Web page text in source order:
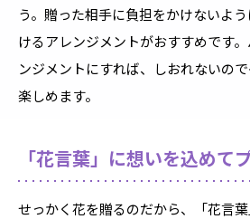
う。贈った相手に負担をかけないよ
けるアレンジメントがおすすめです
ンジメントにすれば、しおれないの
楽しめます。
「花言葉」に想いを込めて
せっかく花を贈るのだから、「花言